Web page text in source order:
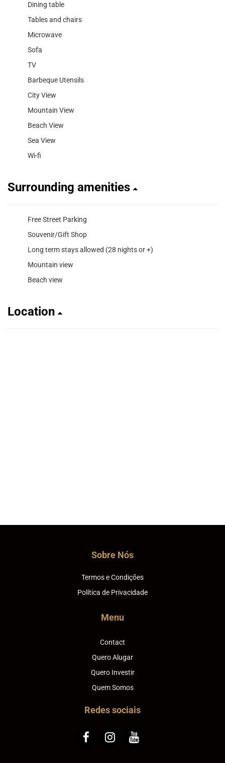
Dining table
Tables and chairs
Microwave
Sofa
TV
Barbeque Utensils
City View
Mountain View
Beach View
Sea View
Wi-fi
Surrounding amenities
Free Street Parking
Souvenir/Gift Shop
Long term stays allowed (28 nights or +)
Mountain view
Beach view
Location
Sobre Nós
Termos e Condições
Política de Privacidade
Menu
Contact
Quero Alugar
Quero Investir
Quem Somos
Redes sociais